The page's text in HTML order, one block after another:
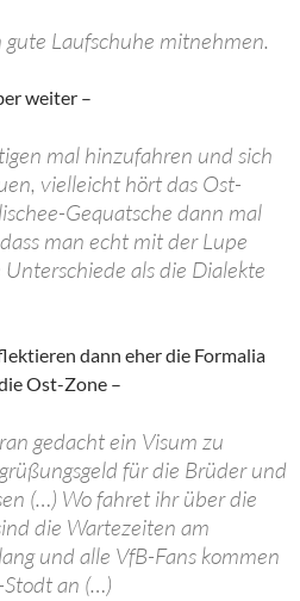
Laufschuhe mitnehmen.
weiter –
mal hinzufahren und sich
vielleicht hört das Ost-
Gequatsche dann mal
man echt mit der Lupe
als die Dialekte
dann eher die Formalia
Ost-Zone –
gedacht ein Visum zu
für die Brüder und
(…) Wo fahret ihr über die
die Wartezeiten am
und alle VfB-Fans kommen
an (…)